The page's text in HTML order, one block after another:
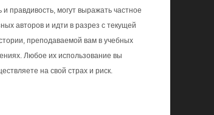
и правдивость, могут выражать частное
авторов и идти в разрез с текущей
преподаваемой вам в учебных
Любое их использование вы
на свой страх и риск.